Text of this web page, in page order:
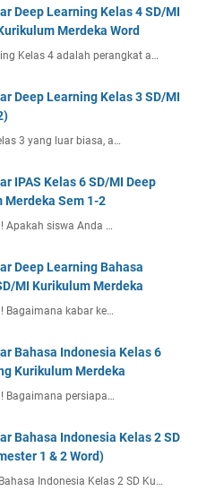
Deep Learning Kelas 4 SD/MI
Merdeka Word
Kelas 4 adalah perangkat a…
Deep Learning Kelas 3 SD/MI
3 yang luar biasa, a…
IPAS Kelas 6 SD/MI Deep
Sem 1-2
Apakah siswa Anda …
Deep Learning Bahasa
MI Kurikulum Merdeka
Bagaimana kabar ke…
Bahasa Indonesia Kelas 6
Kurikulum Merdeka
Bagaimana persiapa…
Bahasa Indonesia Kelas 2 SD
1 & 2 Word)
Indonesia Kelas 2 SD Ku…